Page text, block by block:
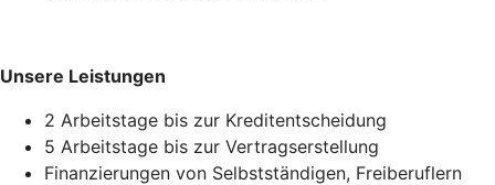
Unsere Leistungen
2 Arbeitstage bis zur Kreditentscheidung
5 Arbeitstage bis zur Vertragserstellung
Finanzierungen von Selbstständigen, Freiberuflern